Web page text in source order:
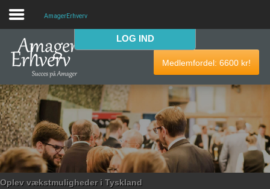
VELKOMMEN
AmagerErhverv skaber netværk, events og fordele til
Amagers erhvervsliv. Blivgratis medlem
i dag! Vi har
medlemdfordele til en værdi af6600kr.
AmagerErhverv
Nyheder
AmagerErhverv
LOG IND
Medlemfordel:6600 kr!
Oplev vækstmuligheder i Tyskland